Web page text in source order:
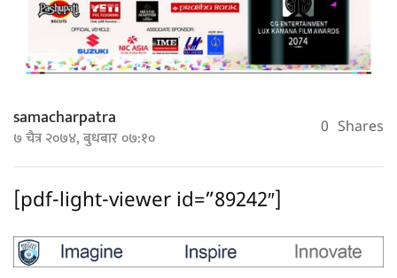
samacharpatra
७ चैत्र २०७४, बुधबार ०७:१० 0 Shares
[pdf-light-viewer id=”89242″]